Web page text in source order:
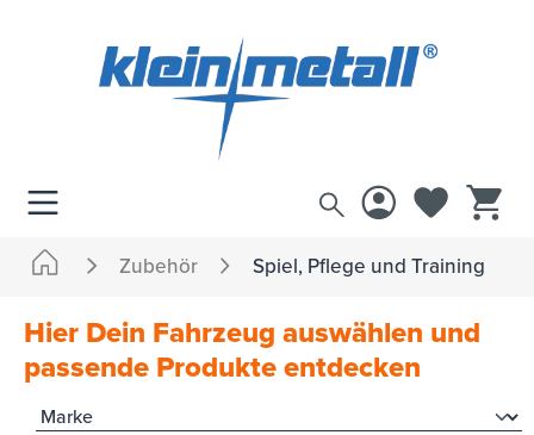
Zubehör Spiel, Pflege und Training
Hier Dein Fahrzeug auswählen und
passende Produkte entdecken